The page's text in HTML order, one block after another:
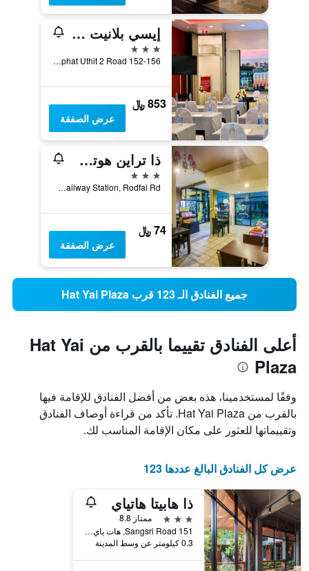
إيسي بلانيت هات ياي
3 نجوم
152-156 Niphat Uthit 2 Road, هات ياي, تايلاند
853 ﷼
عرض الصفقة
ذا تراين هوتل هاتياي
3 نجوم
Hatyai Railway Station, Rodfai Rd., هات ياي, تايلاند
74 ﷼
عرض الصفقة
جميع الفنادق الـ 123 قرب Hat Yai Plaza
أعلى الفنادق تقييما بالقرب من Hat Yai
Plaza
وفقًا لمستخدمينا، هذه بعض من أفضل الفنادق للإقامة فيها
بالقرب من Hat Yai Plaza. تأكد من قراءة أوصاف الفنادق
وتقييماتها للعثور على مكان الإقامة المناسب لك.
عرض كل الفنادق البالغ عددها 123
ذا هابيتا هاتياي
3 نجوم
ممتاز 8.8
151 Sangsri Road, هات ياي, تايلاند
0.3 كيلومتر عن وسط المدينة